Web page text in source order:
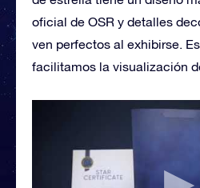
oficial de OSR y detalles
ven perfectos al exhibirse.
facilitamos la visualización